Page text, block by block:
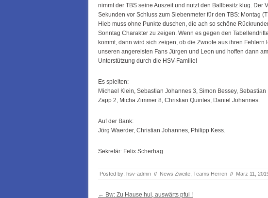
nimmt der TBS seine Auszeit und nutzt den Ballbesitz klug. Der
Sekunden vor Schluss zum Siebenmeter für den TBS: Montag
Hieb muss ohne Punkte duschen, die ach so schöne
Sonntag Charakter zu zeigen. Wenn es gegen den
kommt, dann wird sich zeigen, ob die Zwoote aus ihren
unseren angereisten Fans Jürgen und Leon und hoffen dann
Unterstützung durch die HSV-Familie!
Es spielten:
Michael Klein, Sebastian Johannes 3, Simon Bessey,
Zapp 2, Micha Zimmer 8, Christian Quintes, Daniel Johannes.
Auf der Bank:
Jörg Waerder, Christian Johannes, Philipp Kess.
Sekretär: Felix Scherhag
Posted by: hsv-admin // News Zweite Teams Herren // März 11,
Post navigation
← Bw: Zu Hause hui, auswärts pfui !